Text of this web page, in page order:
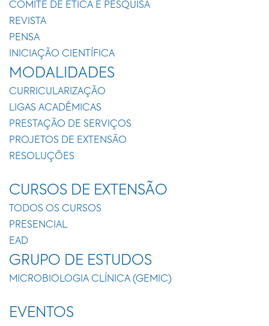
COMITÊ DE ÉTICA E PESQUISA
REVISTA
PENSA
INICIAÇÃO CIENTÍFICA
MODALIDADES
CURRICULARIZAÇÃO
LIGAS ACADÊMICAS
PRESTAÇÃO DE SERVIÇOS
PROJETOS DE EXTENSÃO
RESOLUÇÕES
CURSOS DE EXTENSÃO
TODOS OS CURSOS
PRESENCIAL
EAD
GRUPO DE ESTUDOS
MICROBIOLOGIA CLÍNICA (GEMIC)
EVENTOS